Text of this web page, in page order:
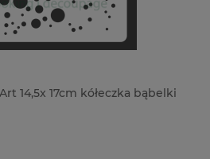
14,5x 17cm kółeczka bąbelki